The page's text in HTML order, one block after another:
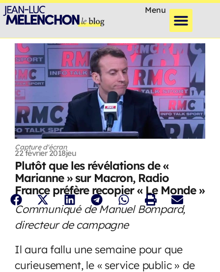
Menu
Capture d'écran
22 février 2018jeu
Plutôt que les révélations de «
Marianne » sur Macron, Radio
France préfère recopier « Le Monde »
Communiqué de Manuel Bompard,
directeur de campagne
Il aura fallu une semaine pour que
curieusement, le « service public » de